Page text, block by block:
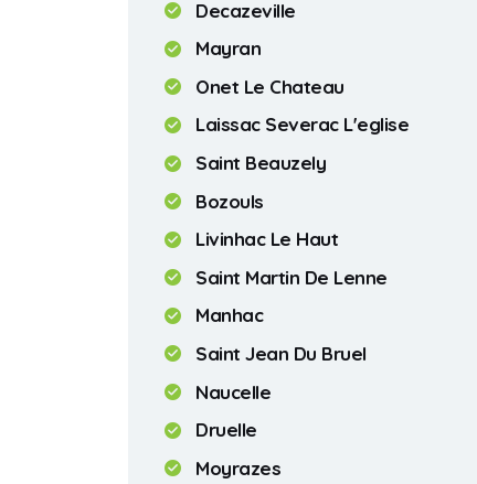
Decazeville
Mayran
Onet Le Chateau
Laissac Severac L'eglise
Saint Beauzely
Bozouls
Livinhac Le Haut
Saint Martin De Lenne
Manhac
Saint Jean Du Bruel
Naucelle
Druelle
Moyrazes